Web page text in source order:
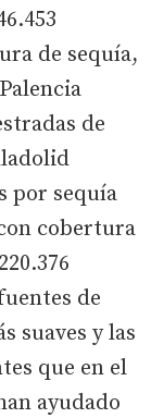
de sequía,
de
por sequía
cobertura
de
suaves y las
que en el
ayudado